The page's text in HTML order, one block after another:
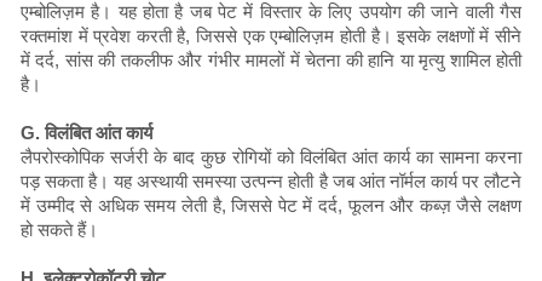
एम्बोलिज़म है। यह होता है जब पेट में विस्तार के लिए उपयोग की जाने वाली गैस
रक्तमांश में प्रवेश करती है, जिससे एक एम्बोलिज़म होती है। इसके लक्षणों में सीने
में दर्द, सांस की तकलीफ और गंभीर मामलों में चेतना की हानि या मृत्यु शामिल होती
है।
G. विलंबित आंत कार्य
लैपरोस्कोपिक सर्जरी के बाद कुछ रोगियों को विलंबित आंत कार्य का सामना करना
पड़ सकता है। यह अस्थायी समस्या उत्पन्न होती है जब आंत नॉर्मल कार्य पर लौटने
में उम्मीद से अधिक समय लेती है, जिससे पेट में दर्द, फूलन और कब्ज़ जैसे लक्षण
हो सकते हैं।